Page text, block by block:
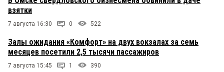
взятки
7 августа 16:30 0 522
Залы ожидания «Комфорт» на двух вокзалах за семь
месяцев посетили 2,5 тысячи пассажиров
7 августа 15:45 1 390